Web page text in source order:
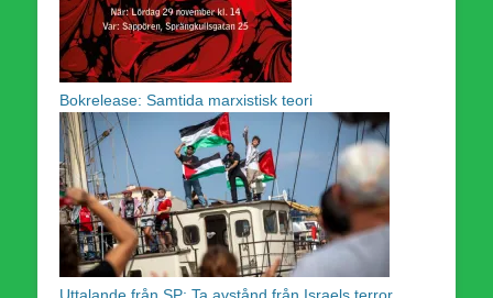
Bokrelease: Samtida marxistisk teori
Uttalande från SP: Ta avstånd från Israels terror